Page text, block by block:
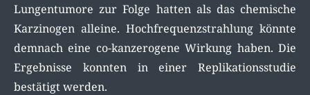
Lungentumore zur Folge hatten als das chemische
Karzinogen alleine. Hochfrequenzstrahlung könnte
demnach eine co-kanzerogene Wirkung haben. Die
Ergebnisse konnten in einer Replikationsstudie
bestätigt werden.